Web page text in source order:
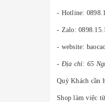
- Hotline:
- Zalo:
- website:
- Địa chỉ: 65
Quý Khách cần
Shop làm việc